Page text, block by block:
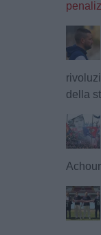
della
Achour